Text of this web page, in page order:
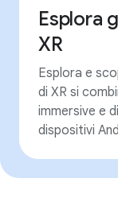
Esplora
XR
Esplora e
di XR si
immersive e
dispositivi